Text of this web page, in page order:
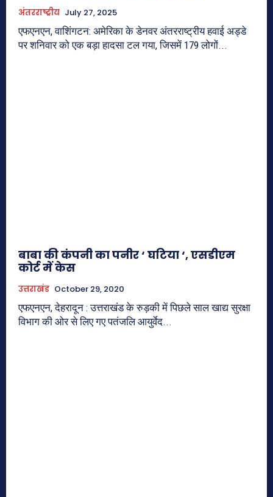
अंतरराष्ट्रीय July 27, 2025
एफएनएन, वाशिंगटन: अमेरिका के डेनवर अंतरराष्ट्रीय हवाई अड्डे
पर शनिवार को एक बड़ा हादसा टल गया, जिसमें 179 लोगों...
बाबा की कंपनी का पनीर ‘ घटिया ‘, एसडीएम
कोर्ट में केस
उत्तराखंड October 29, 2020
एफएनएन, देहरादून : उत्तराखंड के रुड़की में पिछले साल खाद्य सुरक्षा
विभाग की ओर से लिए गए पतंजलि आयुर्वेद...